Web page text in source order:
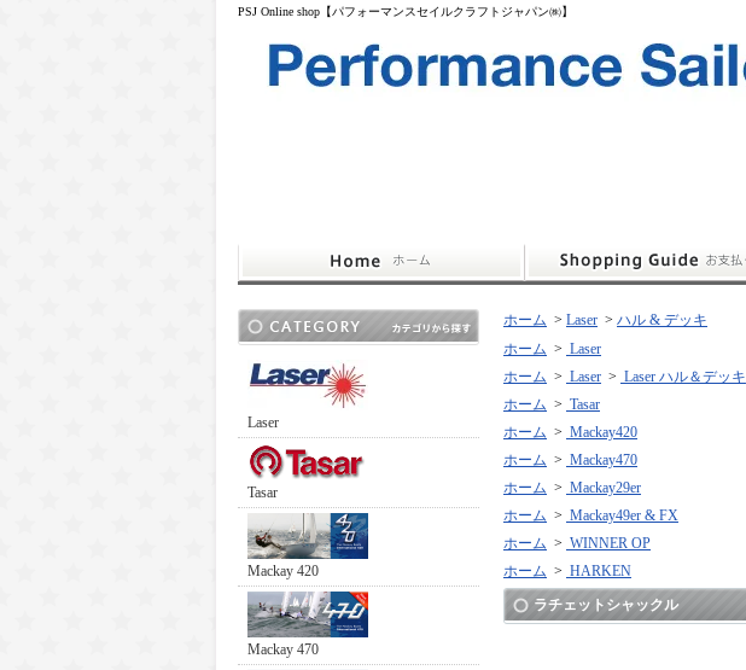
PSJ Online shop【パフォーマンスセイルクラフトジャパン㈱】
Laser
Tasar
Mackay 420
Mackay 470
ホーム > Laser > ハル & デッキ
ホーム > Laser
ホーム > Laser > Laser ハル＆デッキ
ホーム > Tasar
ホーム > Mackay420
ホーム > Mackay470
ホーム > Mackay29er
ホーム > Mackay49er & FX
ホーム > WINNER OP
ホーム > HARKEN
ラチェットシャックル